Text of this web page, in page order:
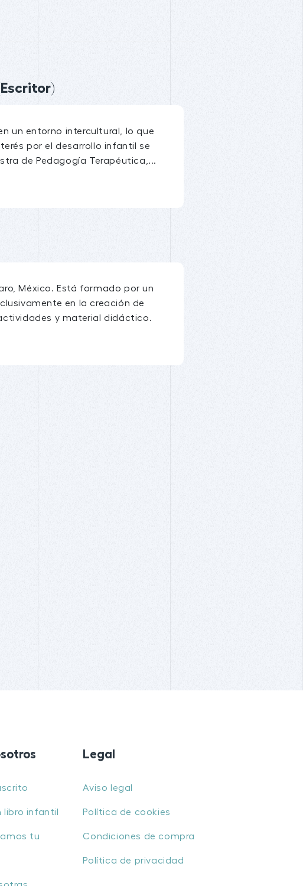
un entorno intercultural, lo que
por el desarrollo infantil se
de Pedagogía Terapéutica,...
México. Está formado por un
en la creación de
y material didáctico.
libro infantil
tu
Legal
Aviso legal
Política de cookies
Condiciones de compra
Política de privacidad